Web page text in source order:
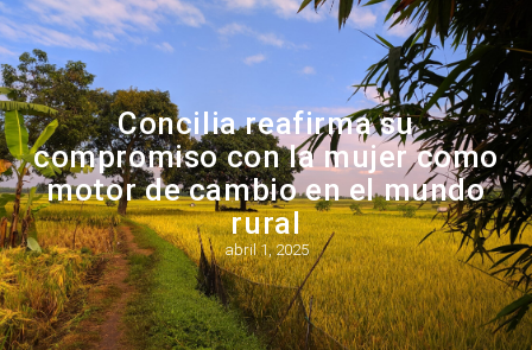
Concilia reafirma su
compromiso con la mujer como
motor de cambio en el mundo
rural
abril 1, 2025